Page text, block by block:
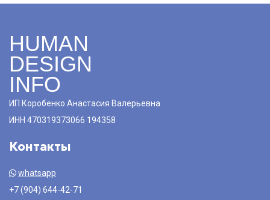
HUMAN
DESIGN
INFO
ИП Коробенко Анастасия Валерьевна
ИНН 470319373066 194358
Контакты
whatsapp
+7 (904) 644-42-71